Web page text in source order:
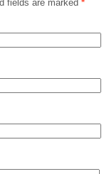
fields are marked *